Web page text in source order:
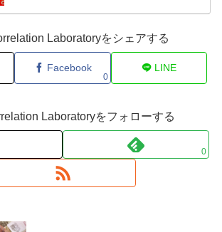
Laboratoryをシェアする
Facebook
0
LINE
Laboratoryをフォローする
0